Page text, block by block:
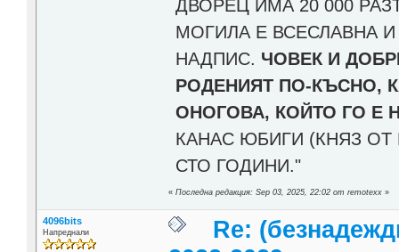
ДВОРЕЦ ИМА 20 000
МОГИЛА Е ВСЕСЛАВНА
НАДПИС. ЧОВЕК И
РОДЕНИЯТ ПО-КЪСНО,
ОНОГОВА, КОЙТО ГО Е
КАНАС ЮБИГИ (КНЯЗ
СТО ГОДИНИ."
«Последна редакция: Sep 03, 2025, 22:02 от remotexx »
4096bits
Напреднали
Re: